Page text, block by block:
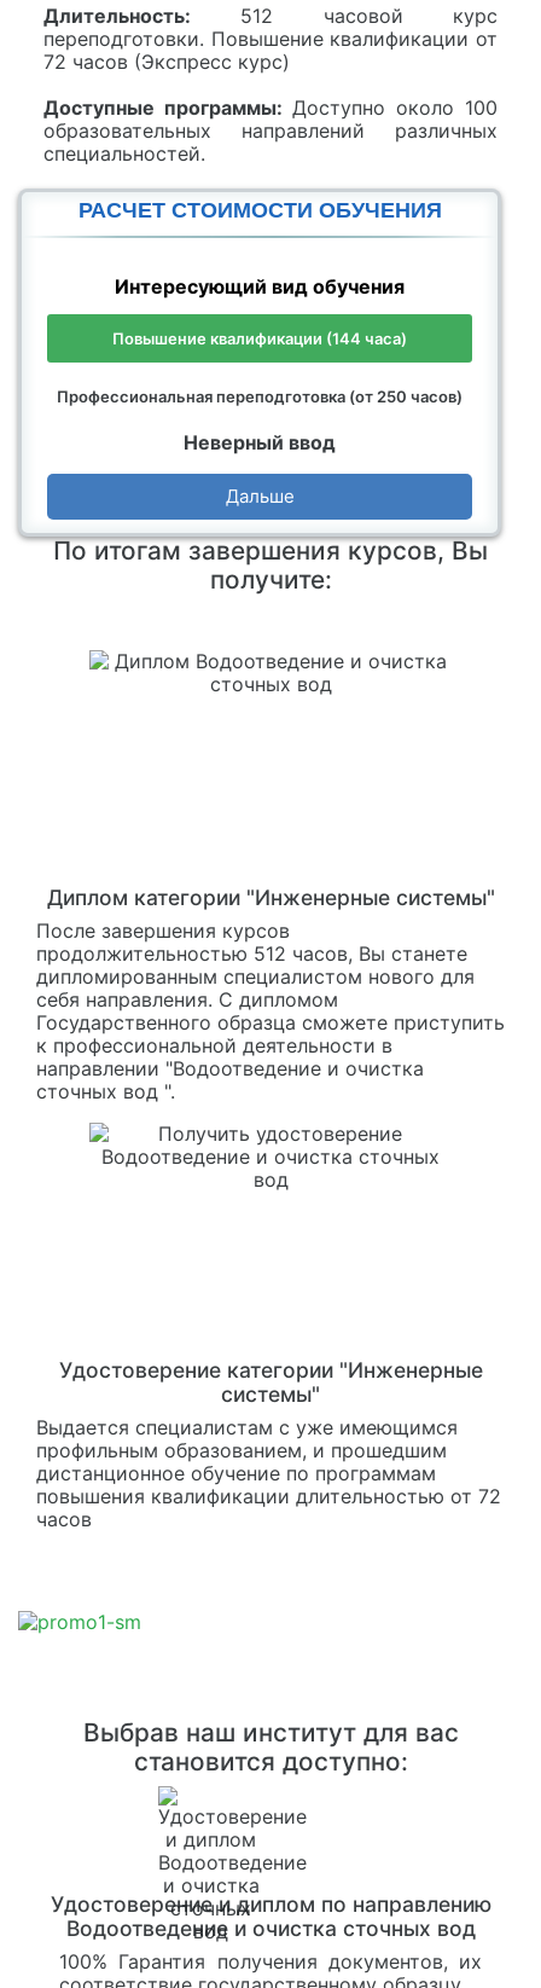
Длительность: 512 часовой курс
переподготовки. Повышение квалификации от
72 часов (Экспресс курс)
Доступные программы: Доступно около 100
образовательных направлений различных
специальностей.
РАСЧЕТ СТОИМОСТИ ОБУЧЕНИЯ
Интересующий вид обучения
Повышение квалификации (144 часа)
Профессиональная переподготовка (от 250 часов)
Неверный ввод
Дальше
По итогам завершения курсов, Вы
получите:
Диплом категории "Инженерные системы"
После завершения курсов
продолжительностью 512 часов, Вы станете
дипломированным специалистом нового для
себя направления. С дипломом
Государственного образца сможете приступить
к профессиональной деятельности в
направлении "Водоотведение и очистка
сточных вод ".
Удостоверение категории "Инженерные
системы"
Выдается специалистам с уже имеющимся
профильным образованием, и прошедшим
дистанционное обучение по программам
повышения квалификации длительностью от 72
часов
Выбрав наш институт для вас
становится доступно:
Удостоверение и диплом по направлению
Водоотведение и очистка сточных вод
100% Гарантия получения документов, их